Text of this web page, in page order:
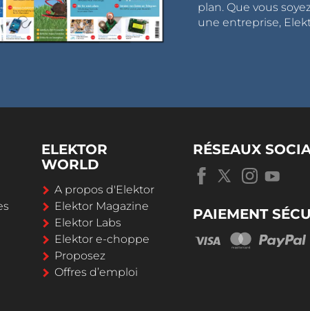
plan. Que vous
une entreprise,
ELEKTOR
WORLD
A propos d'Elektor
Elektor Magazine
Elektor Labs
Elektor e-choppe
Proposez
Offres d’emploi
RÉSEAUX
PAIEMENT